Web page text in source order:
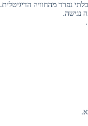
נפרד מהחוויה הדיגיטלית.
נגישה.